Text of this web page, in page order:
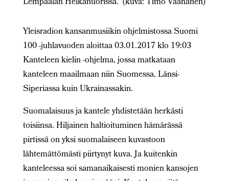
Yleisradion kansanmusiikin ohjelmistossa Suomi
100 -juhlavuoden aloittaa 03.01.2017 klo 19:03
Kanteleen kielin -ohjelma, jossa matkataan
kanteleen maailmaan niin Suomessa, Länsi-
Siperiassa kuin Ukrainassakin.
Suomalaisuus ja kantele yhdistetään herkästi
toisiinsa. Hiljainen haltioituminen hämärässä
pirtissä on yksi suomalaiseen kuvastoon
lähtemättömästi piirtynyt kuva. Ja kuitenkin
kanteleessa soi samanaikaisesti monien kansojen